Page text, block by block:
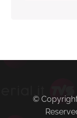
primaria
© Copyright